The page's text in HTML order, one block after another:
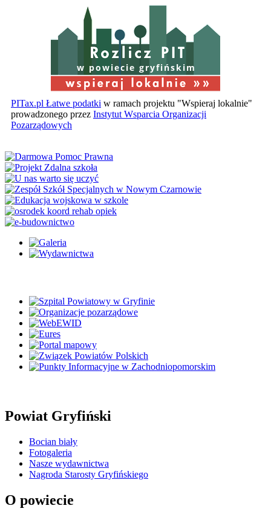
w powiecie gryfińskim
PITax.pl Łatwe podatki w ramach projektu "Wspieraj lokalnie"
prowadzonego przez Instytut Wsparcia Organizacji
Pozarządowych
Powiat Gryfiński
Bocian biały
Fotogaleria
Nasze wydawnictwa
Nagroda Starosty Gryfińskiego
O powiecie